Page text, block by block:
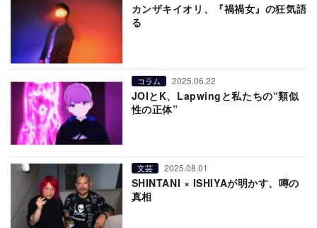
カンザキイオリ、『禍禍女』の狂気語
る
コラム 2025.06.22
JOIとK、Lapwingと私たちの“類似
性の正体”
文芸 2025.08.01
SHINTANI × ISHIYAが明かす、噂の
真相